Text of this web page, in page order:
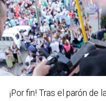
¡Por fin! Tras el parón de